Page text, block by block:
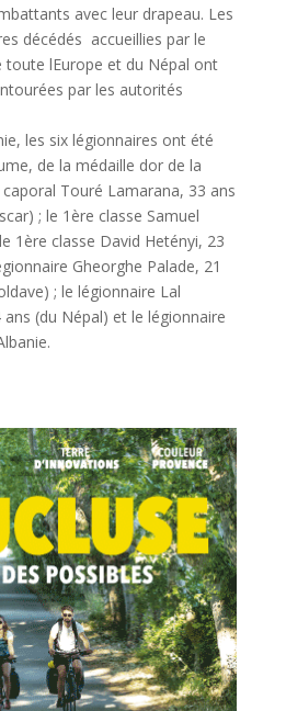
avec leur drapeau. Les
décédés  accueillies par le
lEurope et du Népal ont
par les autorités
les six légionnaires ont été
de la médaille dor de la
Touré Lamarana, 33 ans
; le 1ère classe Samuel
1ère classe David Hetényi, 23
Gheorghe Palade, 21
; le légionnaire Lal
(du Népal) et le légionnaire